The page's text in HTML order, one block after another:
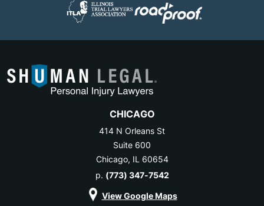
CHICAGO
414 N Orleans St
Suite 600
Chicago, IL 60654
p. (773) 347-7542
View Google Maps